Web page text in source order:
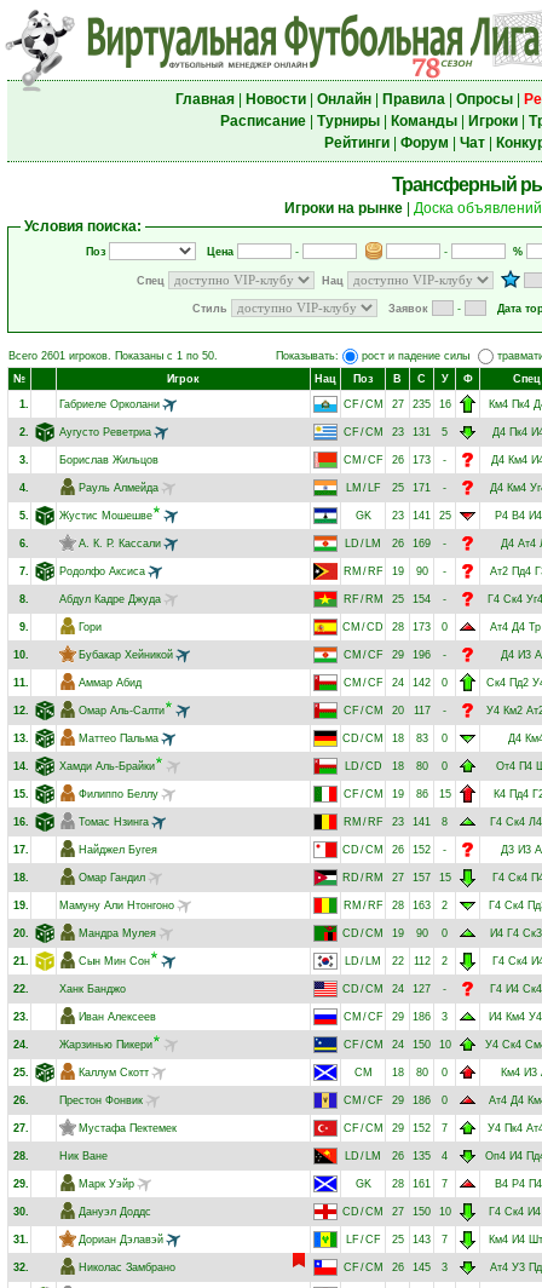
Главная| Новости| Онлайн| Правила| Опросы|
Расписание| Турниры| Команды| Игроки|
Рейтинги| Форум Чат|
Трансферный
Игроки на рынке
Доска объявлений
Условия поиска:
Поз Цена - - %
Спец Нац
Стиль Заявок - Дата
Всего 2601 игроков. Показаны с 1 по 50. Показывать: рост и падение силы
№
Игрок Нац Поз В С У Ф Спец
1. Габриеле Орколани CF/CM 27 235 16 Км4 Пк4
2. Аугусто Реветриа CF /CM 23 131 5 Д4 Пк4
3. Борислав Жильцов CM /CF 26 173 - Д4 Км4
4. Рауль Алмейда LM / LF 25 171 - Д4 Км4
5. Жустис Мошешве GK 23 141 25 Р4 В4 И4
6. А. К. Р. Кассали LD / LM 26 169 - Д4 Ат4
7. Родолфо Аксиса RM / RF 19 90 - Ат2 Пд4
8. Абдул Кадре Джуда RF / RM 25 154 - Г4 Ск4 Уг4
9. Гори CM /CD 28 173 0 Ат4 Д4 Тр
10. Бубакар Хейникой CM /CF 29 196 - Д4 И3
11. Аммар Абид CM /CF 24 142 0 Ск4 Пд2
12. Омар Аль-Салти CF /CM 20 117 - У4 Км2
13. Маттео Пальма CD /CM 18 83 0 Д4
14. Хамди Аль-Брайки LD /CD 18 80 0 От4 П4
15. Филиппо Беллу CF/CM 19 86 15 К4 Пд4
16. Томас Нзинга RM / RF 23 141 8 Г4 Ск4 Л4
17. Найджел Бугея CD /CM 26 152 - Д3 И3
18. Омар Гандил RD / RM 27 157 15 Г4 Ск4
19. Мамуну Али Нтонгоно RM / RF 28 163 2 Г4 Ск4
20. Мандра Мулея CD /CM 19 90 0 И4 Г4 Ск3
21. Сын Мин Сон LD / LM 22 112 2 Г4 Ск4
22. Ханк Банджо CD /CM 24 127 - Г4 И4 Ск4
23. Иван Алексеев CM /CF 29 186 3 И4 Км4 У4
24. Жарзинью Пикери CF /CM 24 150 10 У4 Ск4
25. Каллум Скотт CM 18 80 0 Км4 И3
26. Престон Фонвик CM /CF 29 186 0 Ат4 Д4
27. Мустафа Пектемек CF/CM 29 152 7 У4 Пк4
28. Ник Ване LD / LM 26 135 4 Оп4 И4
29. Марк Уэйр GK 28 161 7 В4 Р4 П4
30. Данyэл Доддс CD /CM 27 150 10 Г4 Ск4 И4
31. Дориан Дэлавэй LF/CF 25 143 7 Км4 И4
32. Николас Замбрано CF /CM 26 145 3 Ат4 У3